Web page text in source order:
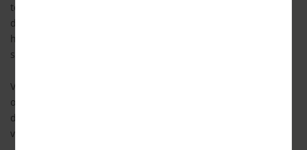
toch verplicht om een opstalverzekering af te sluiten. Je huis
dient tenslotte als onderpand voor de
hypotheekverstrekker wil dan wel zeker weten dat eventuele
schades goed afgedekt zijn.
Voor huurhuizen geldt dat de verhuurder de
opstalverzekering afsluit. Dat hoef je als huurder dus niet te
doen: de eigenaar van het pand is verantwoordelijk voor de
verzekering hiervan.